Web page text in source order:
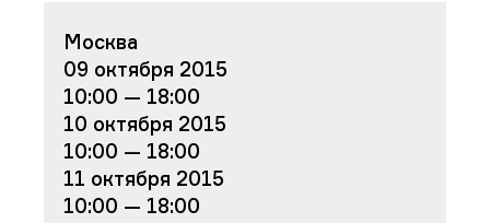
Москва
09 октября 2015
10:00 — 18:00
10 октября 2015
10:00 — 18:00
11 октября 2015
10:00 — 18:00